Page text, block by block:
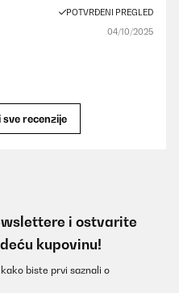
POTVRĐENI PREGLED
04/10/2025
sve recenzije
i ostvarite
kupovinu!
biste prvi saznali o